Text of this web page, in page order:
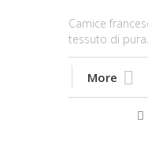
Camice
tessuto di
More